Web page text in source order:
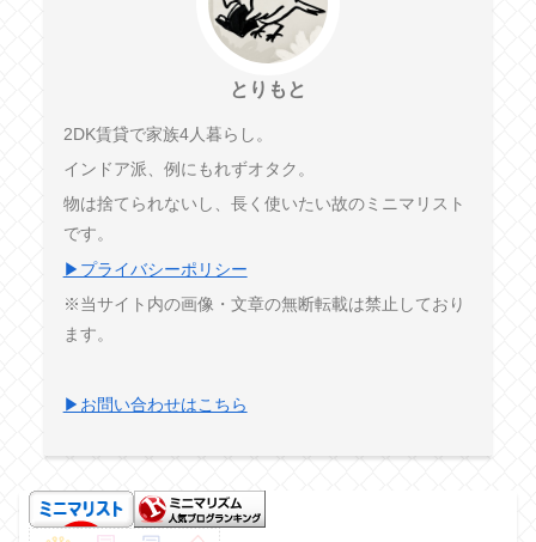
とりもと
2DK賃貸で家族4人暮らし。
インドア派、例にもれずオタク。
物は捨てられないし、長く使いたい故のミニマリスト
です。
▶プライバシーポリシー
※当サイト内の画像・文章の無断転載は禁止しており
ます。
▶お問い合わせはこちら